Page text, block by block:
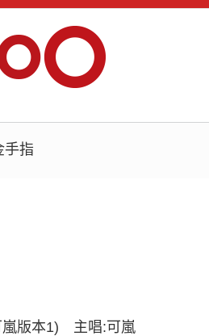
手指
嵐版本1) 主唱:可嵐